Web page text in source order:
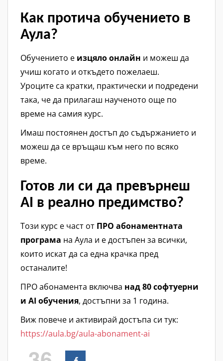
Как протича обучението в
Аула?
Обучението е изцяло онлайн и можеш да
учиш когато и откъдето пожелаеш.
Уроците са кратки, практически и подредени
така, че да прилагаш наученото още по
време на самия курс.
Имаш постоянен достъп до съдържанието и
можеш да се връщаш към него по всяко
време.
Готов ли си да превърнеш
AI в реално предимство?
Този курс е част от ПРО абонаментната
програма на Аула и е достъпен за всички,
които искат да са една крачка пред
останалите!
ПРО абонамента включва над 80 софтуерни
и AI обучения, достъпни за 1 година.
Виж повече и активирай достъпа си тук:
https://aula.bg/aula-abonament-ai